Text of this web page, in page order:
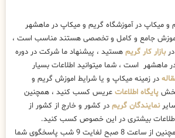
میکاپ در آموزشگاه گریم و میکاپ در ماهشهر
آموزش جامع و کامل و تخصصی هستند مناسب است ،
بازار کار گریم هستید ، پیشنهاد ما شرکت در دوره
ماهشهر است ، شما میتوانید اطلاعات بسیار
در زمینه میکاپ و یا شرایط اموزش گریم و
پایگاه اطلاعات عریس کسب کنید ، همچنین
نمایندگان گریم در کشور و خارج از کشور از
اطلاعات بیشتری در این خصوص کسب کنید.
کارشناسان این مرکز همچنین از ساعت 8 صبح لغایت 9 شب پاسخگوی شما